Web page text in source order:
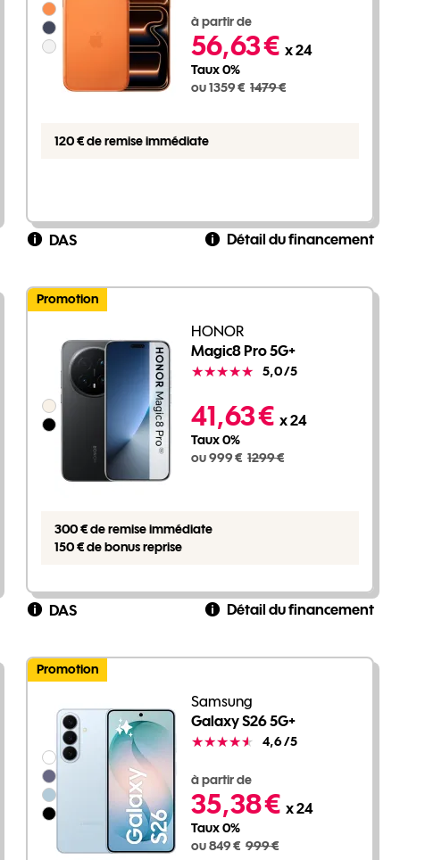
Groupe de couleurs disponibles non sélectionnables
1359 euros au lieu de 1479 euros
à partir de
56,63 € x 24
Taux 0%
ou 1359 € 1479 €
120 € de remise immédiate
DAS Détail du financement
Promotion
Groupe de couleurs disponibles non sélectionnables
HONOR
Magic8 Pro 5G+
Note
5,0/5
41,63 € x 24
Taux 0%
ou 999 € 1299 €
300 € de remise immédiate
150 € de bonus reprise
DAS Détail du financement
Promotion
Groupe de couleurs disponibles non sélectionnables
Samsung
Galaxy S26 5G+
Note
4,6/5
849 euros au lieu de 999 euros
à partir de
35,38 € x 24
Taux 0%
ou 849 € 999 €